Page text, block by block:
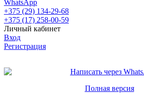
WhatsApp
+375 (29) 134-29-68
+375 (17) 258-00-59
Личный кабинет
Вход
Регистрация
Полная версия